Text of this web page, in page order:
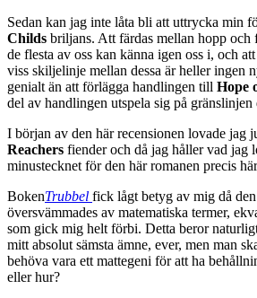
Sedan kan jag inte låta bli att uttrycka min
Childs briljans. Att färdas mellan hopp och
de flesta av oss kan känna igen oss i, och
viss skiljelinje mellan dessa är heller ingen
genialt än att förlägga handlingen till Hope
del av handlingen utspela sig på gränslinjen
I början av den här recensionen lovade jag
Reachers fiender och då jag håller vad jag
minustecknet för den här romanen precis
BokenTrubbel fick lågt betyg av mig då
översvämmades av matematiska termer,
som gick mig helt förbi. Detta beror
mitt absolut sämsta ämne, ever, men man
behöva vara ett mattegeni för att ha
eller hur?